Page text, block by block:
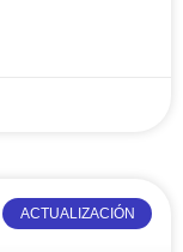
ACTUALIZACIÓN